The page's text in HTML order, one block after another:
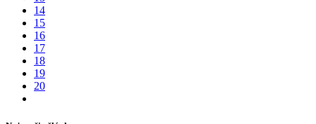
14
15
16
17
18
19
20